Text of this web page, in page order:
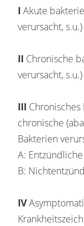
I Akute
verursacht, s.u.)
II Chronische
verursacht, s.u.)
III Chronisches
chronische
Bakterien
A:
B:
IV